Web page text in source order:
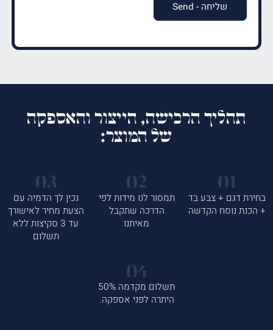
תהליך הרכישה, הייצור והאספקה
של המוצר:
בחירת דגם + צבע בד
+ הכנת נוסח הקדשה
תמסור לנו מידות לפי
הדרכה שתקבל
מאיתנו
נכין לך הדמיה עם
הצעת מחיר לאישורך
עד 3 סקיצות ללא
תשלום
תשלום מקדמה 50%
היתרה לפני אספקה.